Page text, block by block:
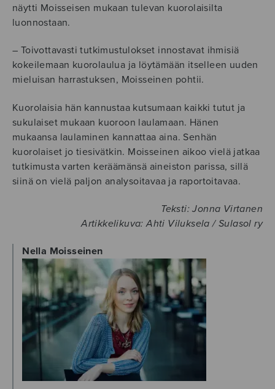
näytti Moisseisen mukaan tulevan kuorolaisilta
luonnostaan.
– Toivottavasti tutkimustulokset innostavat ihmisiä
kokeilemaan kuorolaulua ja löytämään itselleen uuden
mieluisan harrastuksen, Moisseinen pohtii.
Kuorolaisia hän kannustaa kutsumaan kaikki tutut ja
sukulaiset mukaan kuoroon laulamaan. Hänen
mukaansa laulaminen kannattaa aina. Senhän
kuorolaiset jo tiesivätkin. Moisseinen aikoo vielä jatkaa
tutkimusta varten keräämänsä aineiston parissa, sillä
siinä on vielä paljon analysoitavaa ja raportoitavaa.
Teksti: Jonna Virtanen
Artikkelikuva: Ahti Viluksela / Sulasol ry
Nella Moisseinen